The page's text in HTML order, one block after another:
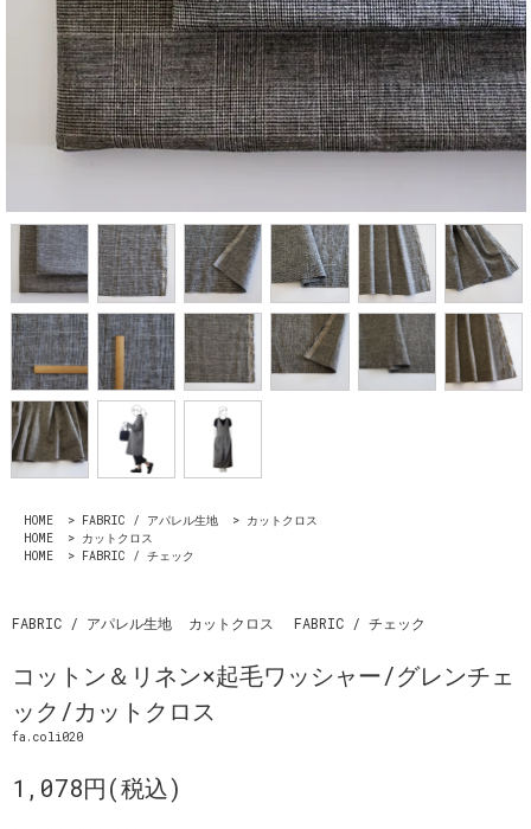
HOME > FABRIC / アパレル生地 > カットクロス
HOME
> カットクロス
HOME
> FABRIC / チェック
FABRIC / アパレル生地 カットクロス FABRIC / チェック
コットン＆リネン×起毛ワッシャー/グレンチェ
ック/カットクロス
fa.coli020
1,078円(税込)